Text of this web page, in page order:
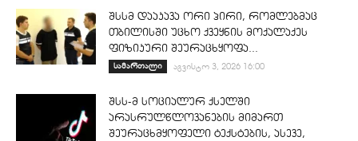
შსსმ დააკავა ორი პირი, რომლებმაც
თბილისში უცხო ქვეყნის მოქალაქეს
ფიზიკური შეურაცხყოფა...
სამართალი აგვისტო 3, 2026 16:00
შსს-მ სოციალურ ქსელში
არასრულწლოვანების მიმართ
შეურაცხმყოფელი ტექსტების, ასევე,